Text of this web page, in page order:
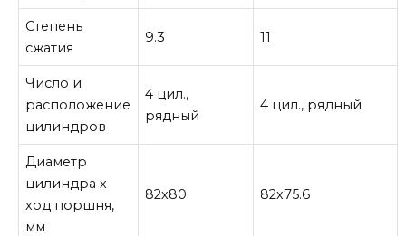
Степень
сжатия
9.3 11
Число и
расположение
цилиндров
4 цил.,
рядный
4 цил., рядный
Диаметр
цилиндра х
ход поршня,
мм
82х80 82х75.6